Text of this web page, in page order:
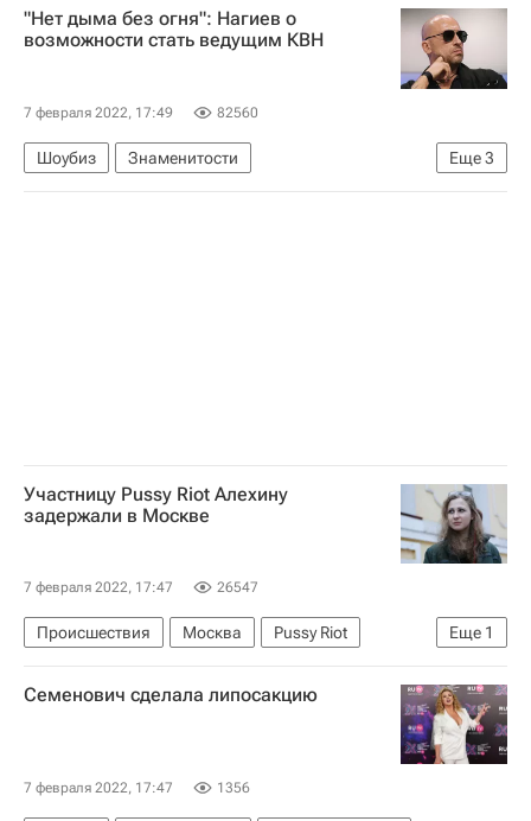
Прыжки на лыжах с трамплина
"Нет дыма без огня": Нагиев о
возможности стать ведущим КВН
7 февраля 2022, 17:49 82560
Еще3
Шоубиз
Знаменитости
Александр Масляков
КВН
Участницу Pussy Riot Алехину
задержали в Москве
7 февраля 2022, 17:47 26547
Еще 1
Происшествия Москва
Pussy Riot
Мария Алехина
Семенович сделала липосакцию
7 февраля 2022, 17:47 1356